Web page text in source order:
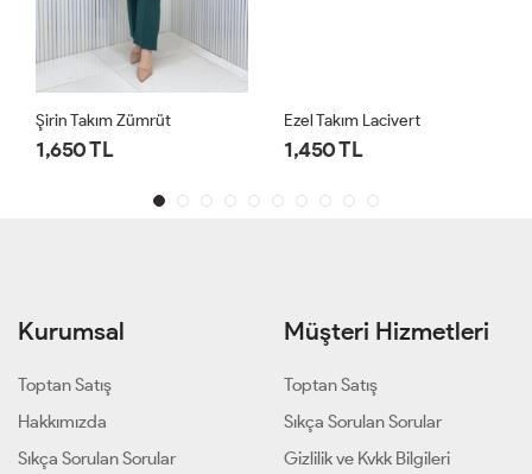
Şirin Takım Zümrüt
1,650 TL
Ezel Takım Lacivert
1,450 TL
Kurumsal
Toptan Satış
Hakkımızda
Sıkça Sorulan Sorular
Müşteri Hizmetleri
Toptan Satış
Sıkça Sorulan Sorular
Gizlilik ve Kvkk Bilgileri